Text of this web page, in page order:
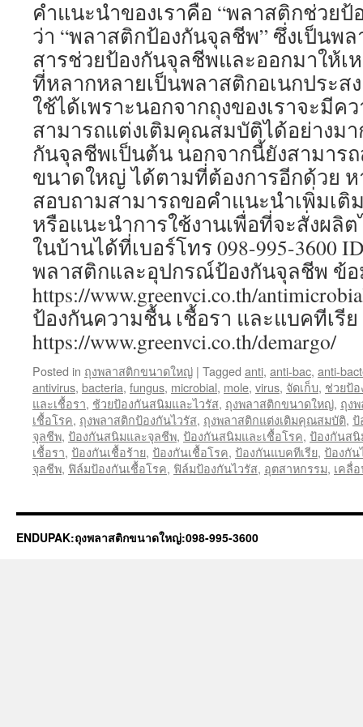
คำแนะนำของเราคือ “พลาสติกช่วยป้
ว่า “พลาสติกป้องกันจุลชีพ” ซึ่งเป็นพ
สารช่วยป้องกันจุลชีพและออกมาให้เ
ที่หลากหลายเป็นพลาสติกอเนกประส
ใช้ได้เพราะนอกจากถุงของเราจะมีค
สามารถแต่งเติมคุณสมบัติได้อย่างมา
กันจุลชีพเป็นต้น นอกจากนี้ยังสามาร
ขนาดใหญ่ ได้ตามที่ต้องการอีกด้วย
สอบถามสามารถขอคำแนะนำเพิ่มเติ
หรือแนะนำการใช้งานเพื่อที่จะสั่งผลิ
ในบ้านได้ที่เบอร์โทร 098-995-3600
พลาสติกและอุปกรณ์ป้องกันจุลชีพ ข้อ
https://www.greenvci.co.th/
ป้องกันความชื้น เชื้อรา และแบคทีเรี
https://www.greenvci.co.th/demargo/
Posted in ถุงพลาสติกขนาดใหญ่ | Tagged anti, anti-bac, anti-
antivirus, bacteria, fungus, microbial, mole, virus, จัดเก็บ, ช่วยป้
และเชื้อรา, ช้วยป้องกันสนิมและไวรัส, ถุงพลาสติกขนาดใหญ่, ถุง
เชื้อโรค, ถุงพลาสติกป้องกันไวรัส, ถุงพลาสติกแต่งเติมคุณสมบัติ, ป้
จุลชีพ, ป้องกันสนิมและจุลชีพ, ป้องกันสนิมและเชื้อโรค, ป้องกันสนิ
เชื้อรา, ป้องกันเชื้อร้าย, ป้องกันเชื้อโรค, ป้องกันแบคทีเรีย, ป้องกัน
จุลชีพ, ฟิล์มป้องกันเชื้อโรค, ฟิล์มป้องกันไวรัส, อุตสาหกรรม, เคลื่
ENDUPAK:ถุงพลาสติกขนาดใหญ่:098-995-3600